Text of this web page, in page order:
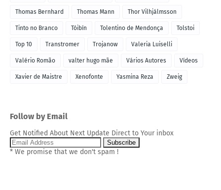
Thomas Bernhard Thomas Mann Thor Vilhjálmsson
Tinto no Branco Tóibín Tolentino de Mendonça Tolstoi
Top 10 Transtromer Trojanow Valeria Luiselli
Valério Romão valter hugo mãe Vários Autores Vídeos
Xavier de Maistre Xenofonte Yasmina Reza Zweig
Follow by Email
Get Notified About Next Update Direct to Your inbox
* We promise that we don't spam !